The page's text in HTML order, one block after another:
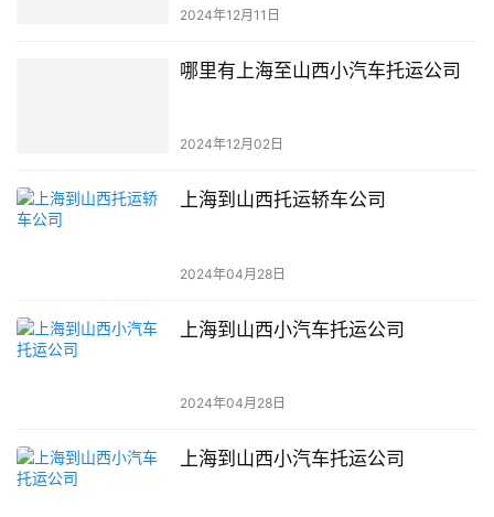
2024年12月11日
哪里有上海至山西小汽车托运公司
2024年12月02日
上海到山西托运轿车公司
2024年04月28日
上海到山西小汽车托运公司
2024年04月28日
上海到山西小汽车托运公司